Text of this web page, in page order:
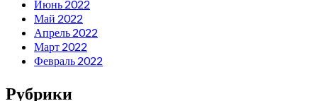
Июнь 2022
Май 2022
Апрель 2022
Март 2022
Февраль 2022
Рубрики